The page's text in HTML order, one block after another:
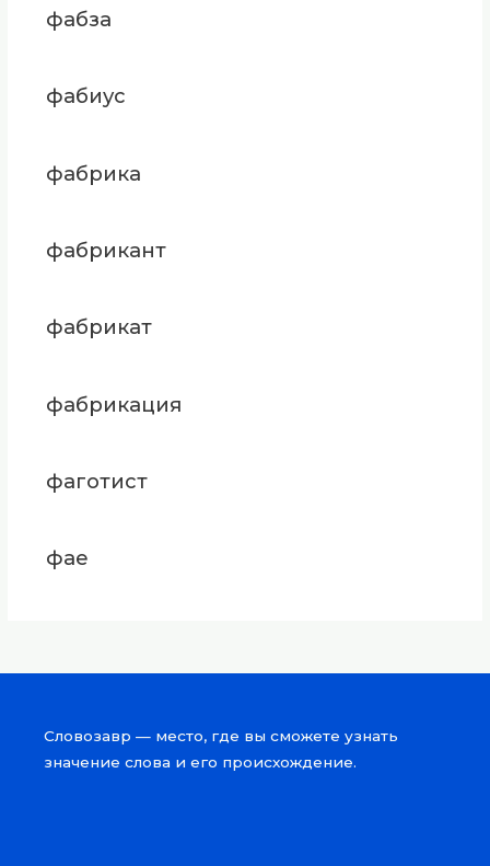
фабза
фабиус
фабрика
фабрикант
фабрикат
фабрикация
фаготист
фае
Словозавр — место, где вы сможете узнать
значение слова и его происхождение.